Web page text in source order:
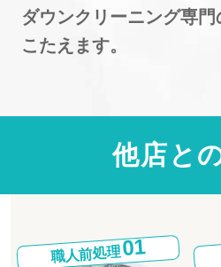
ダウンクリーニング専
こたえます。
他店と
職人前処理01